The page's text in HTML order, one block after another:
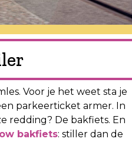
Voor je het weet sta je
parkeerticket armer. In
redding? De bakfiets. En
bakfiets: stiller dan de